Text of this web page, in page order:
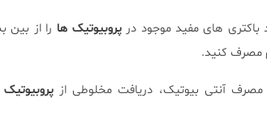
باکتری های مفید موجود درپروبیوتیک ها را از بین
مصرف کنید.
مصرف آنتی بیوتیک، دریافت مخلوطی از